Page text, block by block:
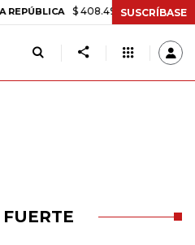
$ 408.498,97 +$ 8.753,81
SUSCRÍBASE